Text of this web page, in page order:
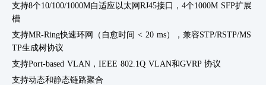
支持8个10/100/1000M自适应以太网RJ45接口，4个1000M SFP扩展
槽
支持MR-Ring快速环网（自愈时间 < 20 ms），兼容STP/RSTP/MS
TP生成树协议
支持Port-based VLAN，IEEE 802.1Q VLAN和GVRP 协议
支持动态和静态链路聚合